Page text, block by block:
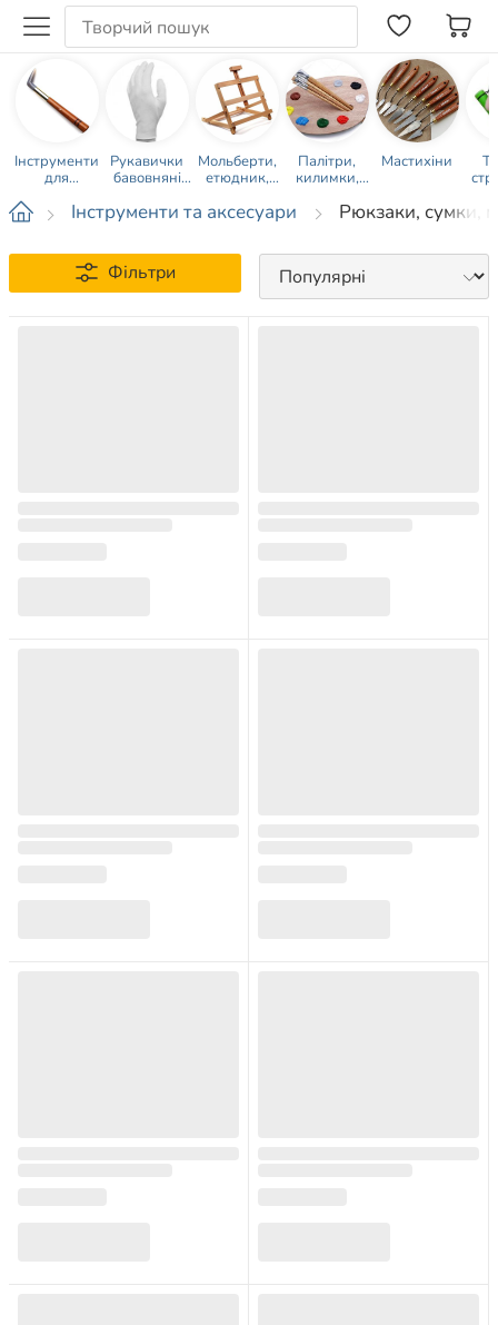
Інструменти
для
ікон
Рукавички
бавовняні
Мольберти,
етюдник,
муштабель
Палітри,
килимки,
Мастихіни
Інструменти та аксесуари Рюкзаки, сумки,
Фільтри